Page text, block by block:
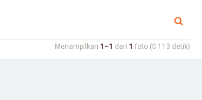
Menampilkan 1–1 dari 1 foto (0.113 detik)